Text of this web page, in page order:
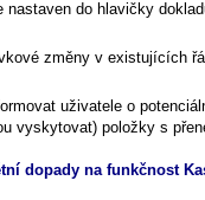
nastaven do hlavičky
změny v existujících
uživatele o
vyskytovat) položky s
dopady na funkčnost